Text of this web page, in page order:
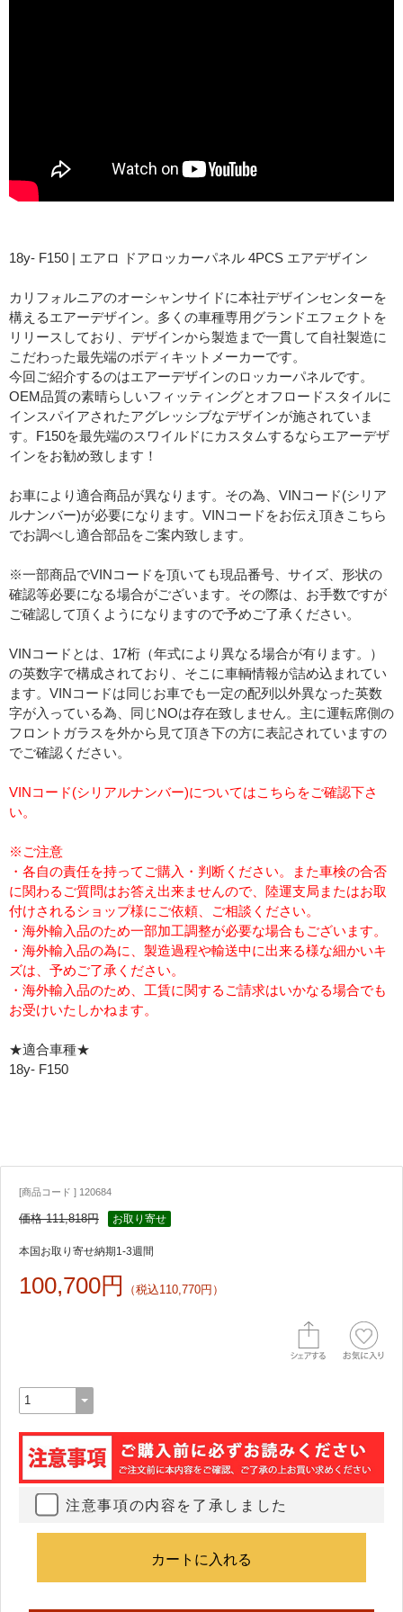
18y- F150 | エアロ ドアロッカーパネル 4PCS エアデザイン
カリフォルニアのオーシャンサイドに本社デザインセンターを
構えるエアーデザイン。多くの車種専用グランドエフェクトを
リリースしており、デザインから製造まで一貫して自社製造に
こだわった最先端のボディキットメーカーです。
今回ご紹介するのはエアーデザインのロッカーパネルです。
OEM品質の素晴らしいフィッティングとオフロードスタイルに
インスパイアされたアグレッシブなデザインが施されていま
す。F150を最先端のスワイルドにカスタムするならエアーデザ
インをお勧め致します！
お車により適合商品が異なります。その為、VINコード(シリア
ルナンバー)が必要になります。VINコードをお伝え頂きこちら
でお調べし適合部品をご案内致します。
※一部商品でVINコードを頂いても現品番号、サイズ、形状の
確認等必要になる場合がございます。その際は、お手数ですが
ご確認して頂くようになりますので予めご了承ください。
VINコードとは、17桁（年式により異なる場合が有ります。）
の英数字で構成されており、そこに車輌情報が詰め込まれてい
ます。VINコードは同じお車でも一定の配列以外異なった英数
字が入っている為、同じNOは存在致しません。主に運転席側の
フロントガラスを外から見て頂き下の方に表記されていますの
でご確認ください。
VINコード(シリアルナンバー)についてはこちらをご確認下さ
い。
※ご注意
・各自の責任を持ってご購入・判断ください。また車検の合否
に関わるご質問はお答え出来ませんので、陸運支局またはお取
付けされるショップ様にご依頼、ご相談ください。
・海外輸入品のため一部加工調整が必要な場合もございます。
・海外輸入品の為に、製造過程や輸送中に出来る様な細かいキ
ズは、予めご了承ください。
・海外輸入品のため、工賃に関するご請求はいかなる場合でも
お受けいたしかねます。
★適合車種★
18y- F150
[商品コード ] 120684
価格 111,818円 お取り寄せ
本国お取り寄せ納期1-3週間
100,700円 （税込110,770円）
注意事項の内容を了承しました